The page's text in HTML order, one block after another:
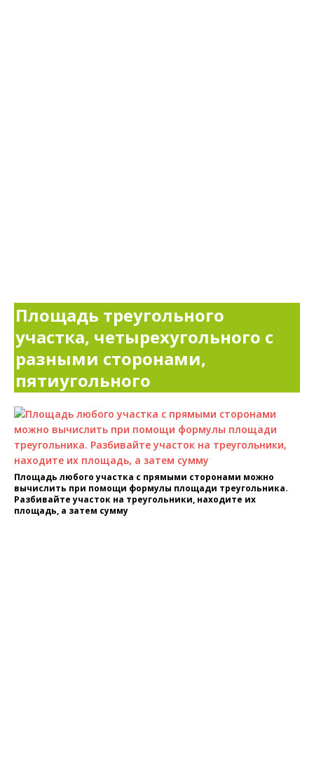
Площадь треугольного
участка, четырехугольного с
разными сторонами,
пятиугольного
Площадь любого участка с прямыми сторонами можно
вычислить при помощи формулы площади треугольника.
Разбивайте участок на треугольники, находите их
площадь, а затем сумму